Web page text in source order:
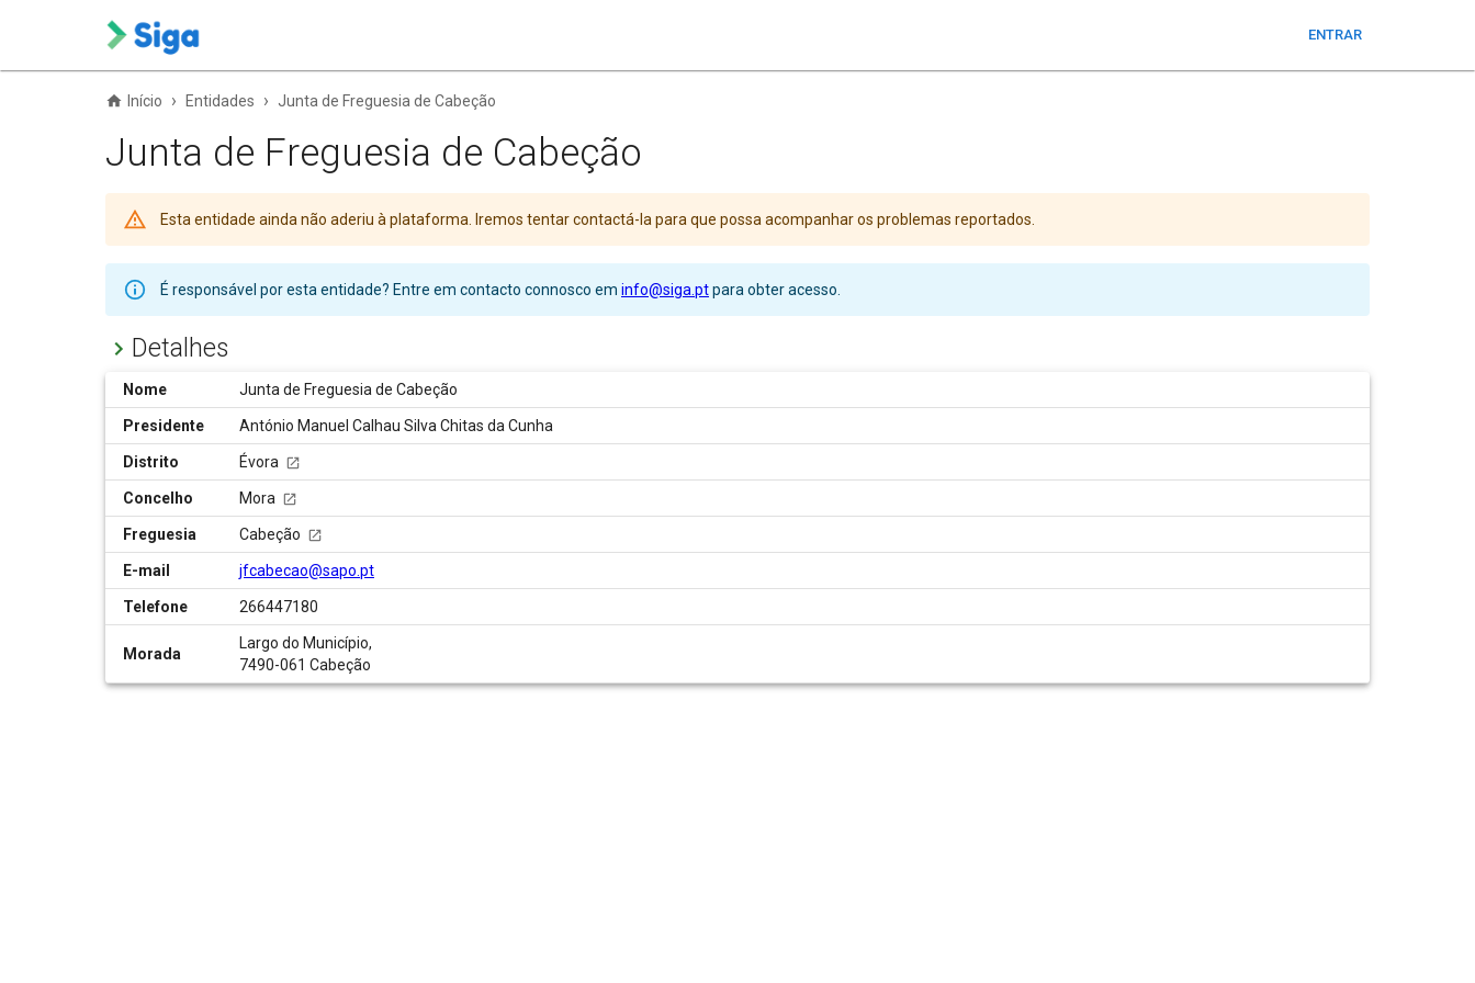
ENTRAR
Início › Entidades › Junta de Freguesia de Cabeção
Junta de Freguesia de Cabeção
Esta entidade ainda não aderiu à plataforma. Iremos tentar contactá-la para que possa acompanhar os problemas reportados.
É responsável por esta entidade? Entre em contacto connosco em info@siga.ptpara obter acesso.
Detalhes
Nome Junta de Freguesia de Cabeção
Presidente António Manuel Calhau Silva Chitas da Cunha
Distrito Évora
Concelho Mora
Freguesia Cabeção
E-mail jfcabecao@sapo.pt
Telefone 266447180
Morada
Largo do Município,
7490-061 Cabeção